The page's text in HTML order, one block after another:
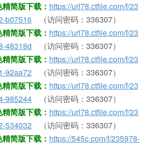
简版下载： https://url78.ctfile.com/f/23
b07516 （访问密码：336307）
简版下载： https://url78.ctfile.com/f/23
48318d （访问密码：336307）
简版下载： https://url78.ctfile.com/f/23
92aa72 （访问密码：336307）
简版下载： https://url78.ctfile.com/f/23
985244 （访问密码：336307）
简版下载： https://url78.ctfile.com/f/23
534032 （访问密码：336307）
简版下载： https://545c.com/f/235978-